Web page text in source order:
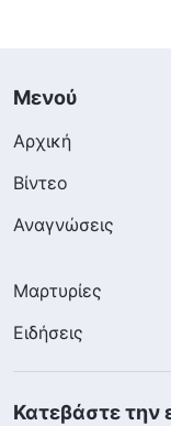
Μενού
Αρχική
Βίντεο
Αναγνώσεις
Μαρτυρίες
Ειδήσεις
Κατεβάστε την